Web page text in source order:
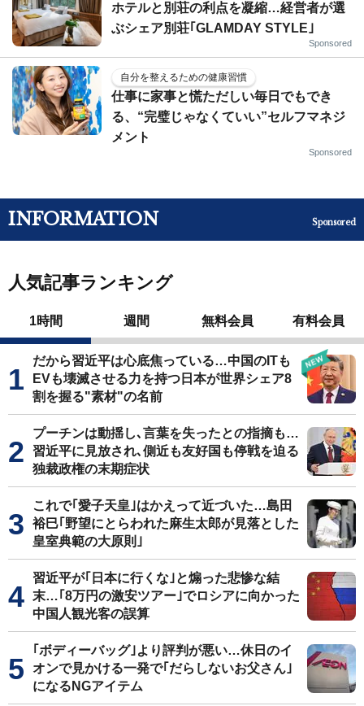
ホテルと別荘の利点を凝縮…経営者が選
ぶシェア別荘｢GLAMDAY STYLE｣
Sponsored
自分を整えるための健康習慣
仕事に家事と慌ただしい毎日でもでき
る、“完璧じゃなくていい”セルフマネジ
メント
Sponsored
INFORMATION Sponsored
人気記事ランキング
1時間 週間 無料会員 有料会員
だから習近平は心底焦っている…中国のITも
EVも壊滅させる力を持つ日本が世界シェア8
割を握る"素材"の名前
プーチンは動揺し､言葉を失ったとの指摘も…
習近平に見放され､側近も友好国も停戦を迫る
独裁政権の末期症状
これで｢愛子天皇｣はかえって近づいた…島田
裕巳｢野望にとらわれた麻生太郎が見落とした
皇室典範の大原則｣
習近平が｢日本に行くな｣と煽った悲惨な結
末…｢8万円の激安ツアー｣でロシアに向かった
中国人観光客の誤算
｢ボディーバッグ｣より評判が悪い…休日のイ
オンで見かける一発で｢だらしないお父さん｣
になるNGアイテム